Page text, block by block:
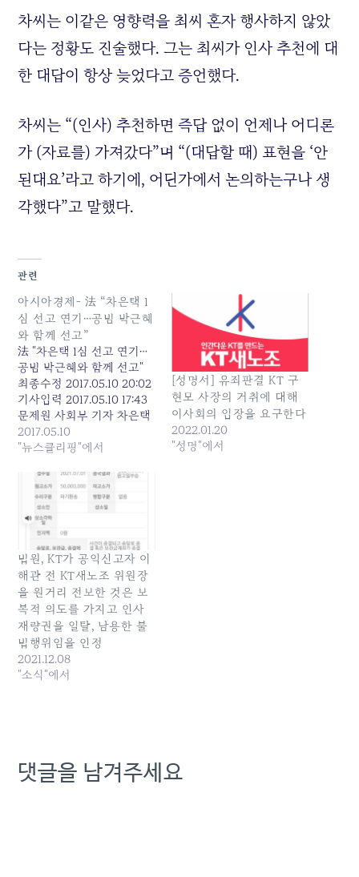
차씨는 이같은 영향력을 최씨 혼자 행사하지 않았
다는 정황도 진술했다. 그는 최씨가 인사 추천에 대
한 대답이 항상 늦었다고 증언했다.
차씨는 “(인사) 추천하면 즉답 없이 언제나 어디론
가 (자료를) 가져갔다”며 “(대답할 때) 표현을 ‘안
된대요’라고 하기에, 어딘가에서 논의하는구나 생
각했다”고 말했다.
관련
아시아경제- 法 “차은택 1
심 선고 연기…공범 박근혜
와 함께 선고”
法 "차은택 1심 선고 연기…
공범 박근혜와 함께 선고"
최종수정 2017.05.10 20:02
기사입력 2017.05.10 17:43
문제원 사회부 기자 차은택
씨 [아시아경제 문제원
기자] '비선실세' 최순실씨
자'라 불렸던 차은택씨에 대
한 1심 선고가 박근혜 전 대
통령 사건 심리가 종결될 때
까지 연기된다. 당초 차씨에
대한 선고는 오는 11일 이뤄
질 예정이었다. 서울중앙지
법 형사합의22부(부장판
사…
2017.05.10
"뉴스클리핑"에서
[성명서] 유죄판결 KT 구
현모 사장의 거취에 대해
이사회의 입장을 요구한다
2022.01.20
"성명"에서
법원, KT가 공익신고자 이
해관 전 KT새노조 위원장
을 원거리 전보한 것은 보
복적 의도를 가지고 인사
재량권을 일탈, 남용한 불
법행위임을 인정
2021.12.08
"소식"에서
댓글을 남겨주세요